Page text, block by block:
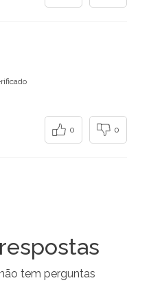
0 0
tem perguntas